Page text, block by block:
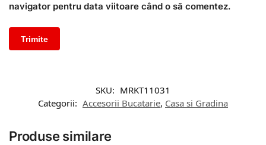
navigator pentru data viitoare când o să comentez.
SKU: MRKT11031
Categorii: Accesorii Bucatarie, Casa si Gradina
Produse similare